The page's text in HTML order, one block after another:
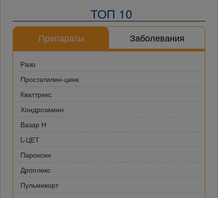
ТОП 10
Препараты Заболевания
Разо
Простатилен-цинк
Кваттрекс
Хондрозамин
Вазар Н
L-ЦЕТ
Пароксин
Дроплекс
Пульмикорт